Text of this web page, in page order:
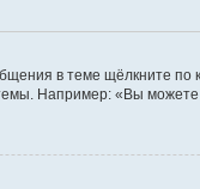
в теме щёлкните по
Например: «Вы